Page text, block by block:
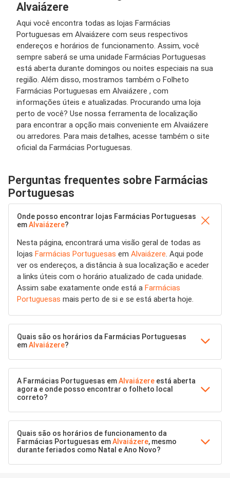
Alvaiázere
Aqui você encontra todas as lojas Farmácias
Portuguesas em Alvaiázere com seus respectivos
endereços e horários de funcionamento. Assim, você
sempre saberá se uma unidade Farmácias Portuguesas
está aberta durante domingos ou noites especiais na sua
região. Além disso, mostramos também o Folheto
Farmácias Portuguesas em Alvaiázere , com
informações úteis e atualizadas. Procurando uma loja
perto de você? Use nossa ferramenta de localização
para encontrar a opção mais conveniente em Alvaiázere
ou arredores. Para mais detalhes, acesse também o site
oficial da Farmácias Portuguesas.
Perguntas frequentes sobre Farmácias
Portuguesas
Onde posso encontrar lojas Farmácias Portuguesas
emAlvaiázere?
Nesta página, encontrará uma visão geral de todas as
lojas Farmácias Portuguesas em Alvaiázere. Aqui pode
ver os endereços, a distância à sua localização e aceder
a links úteis com o horário atualizado de cada unidade.
Assim sabe exatamente onde está a Farmácias
Portuguesas mais perto de si e se está aberta hoje.
Quais são os horários da Farmácias Portuguesas
emAlvaiázere?
A Farmácias Portuguesas emAlvaiázere está aberta
agora e onde posso encontrar o folheto local
correto?
Quais são os horários de funcionamento da
Farmácias Portuguesas emAlvaiázere, mesmo
durante feriados como Natal e Ano Novo?